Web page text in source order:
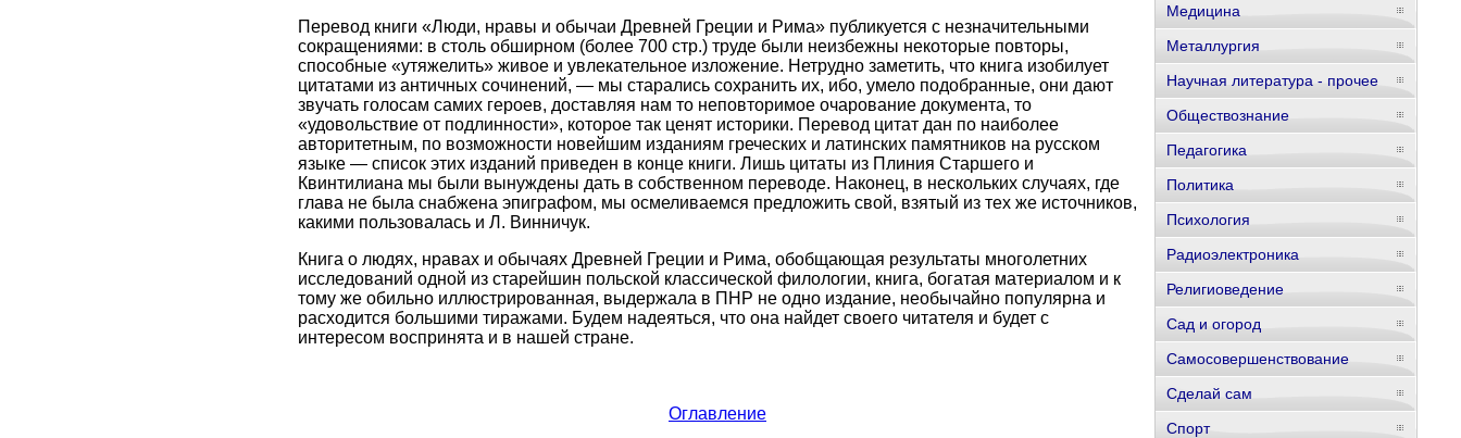
Перевод книги «Люди, нравы и обычаи Древней Греции и Рима» публикуется с незначительными
сокращениями: в столь обширном (более 700 стр.) труде были неизбежны некоторые повторы,
способные «утяжелить» живое и увлекательное изложение. Нетрудно заметить, что книга изобилует
цитатами из античных сочинений, — мы старались сохранить их, ибо, умело подобранные, они дают
звучать голосам самих героев, доставляя нам то неповторимое очарование документа, то
«удовольствие от подлинности», которое так ценят историки. Перевод цитат дан по наиболее
авторитетным, по возможности новейшим изданиям греческих и латинских памятников на русском
языке — список этих изданий приведен в конце книги. Лишь цитаты из Плиния Старшего и
Квинтилиана мы были вынуждены дать в собственном переводе. Наконец, в нескольких случаях, где
глава не была снабжена эпиграфом, мы осмеливаемся предложить свой, взятый из тех же источников,
какими пользовалась и Л. Винничук.
Книга о людях, нравах и обычаях Древней Греции и Рима, обобщающая результаты многолетних
исследований одной из старейшин польской классической филологии, книга, богатая материалом и к
тому же обильно иллюстрированная, выдержала в ПНР не одно издание, необычайно популярна и
расходится большими тиражами. Будем надеяться, что она найдет своего читателя и будет с
интересом воспринята и в нашей стране.
Оглавление
Медицина
Металлургия
Научная литература - прочее
Обществознание
Педагогика
Политика
Психология
Радиоэлектроника
Религиоведение
Сад и огород
Самосовершенствование
Сделай сам
Спорт